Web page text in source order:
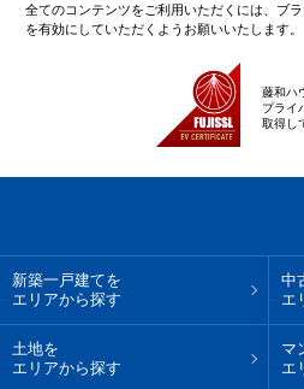
全てのコンテンツをご利用いただくには、ブ
を有効にしていただくようお願いいたします。
新築一戸建てを
中
土地を
マ